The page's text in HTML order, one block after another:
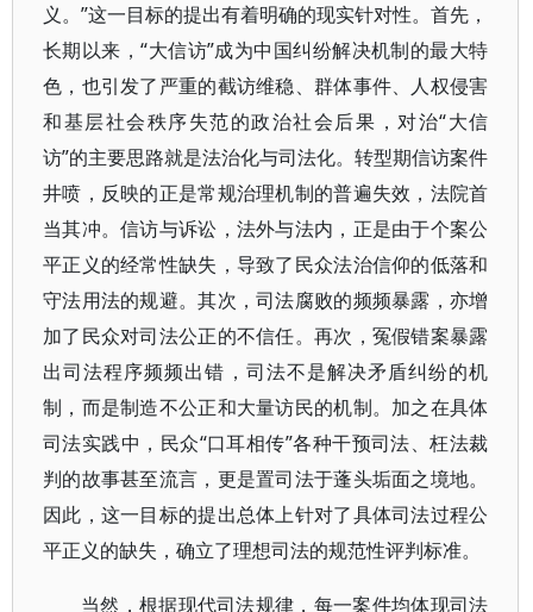
义。”这一目标的提出有着明确的现实针对性。首先，
长期以来，“大信访”成为中国纠纷解决机制的最大特
色，也引发了严重的截访维稳、群体事件、人权侵害
和基层社会秩序失范的政治社会后果，对治“大信
访”的主要思路就是法治化与司法化。转型期信访案件
井喷，反映的正是常规治理机制的普遍失效，法院首
当其冲。信访与诉讼，法外与法内，正是由于个案公
平正义的经常性缺失，导致了民众法治信仰的低落和
守法用法的规避。其次，司法腐败的频频暴露，亦增
加了民众对司法公正的不信任。再次，冤假错案暴露
出司法程序频频出错，司法不是解决矛盾纠纷的机
制，而是制造不公正和大量访民的机制。加之在具体
司法实践中，民众“口耳相传”各种干预司法、枉法裁
判的故事甚至流言，更是置司法于蓬头垢面之境地。
因此，这一目标的提出总体上针对了具体司法过程公
平正义的缺失，确立了理想司法的规范性评判标准。
当然，根据现代司法规律，每一案件均体现司法